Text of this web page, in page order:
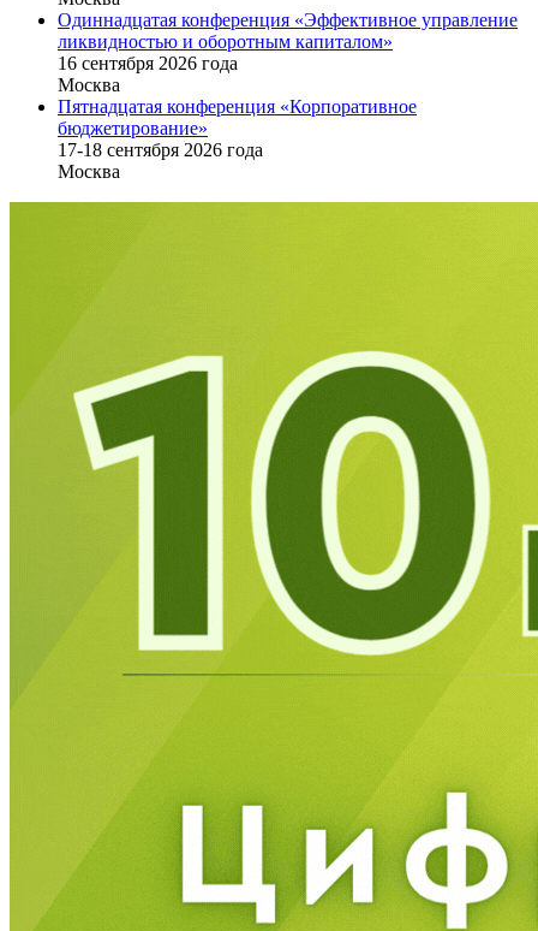
Одиннадцатая конференция «Эффективное управление
ликвидностью и оборотным капиталом»
16 cентября 2026 года
Москва
Пятнадцатая конференция «Корпоративное
бюджетирование»
17-18 сентября 2026 года
Москва